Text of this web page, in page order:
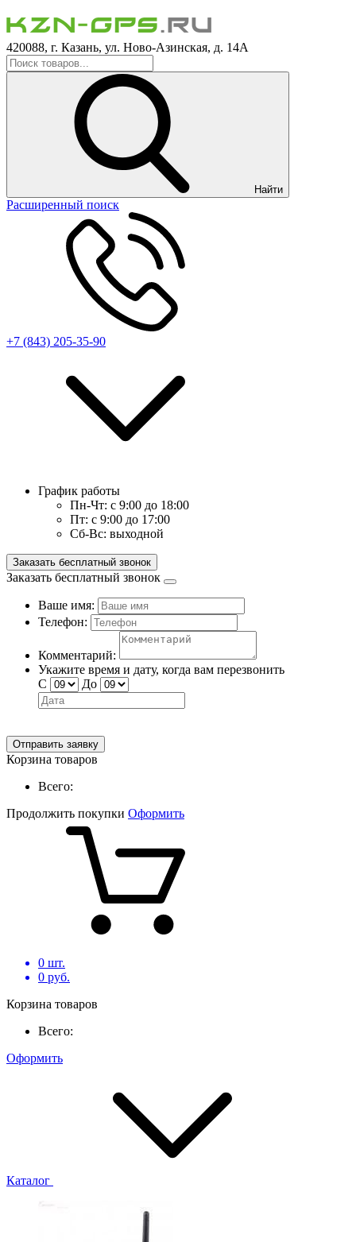
420088, г. Казань, ул. Ново-Азинская, д. 14А
Найти
Расширенный поиск
+7 (843) 205-35-90
График работы
Пн-Чт: с 9:00 до 18:00
Пт: с 9:00 до 17:00
Сб-Вс: выходной
Заказать бесплатный звонок
Заказать бесплатный звонок
Ваше имя:
Телефон:
Комментарий:
Укажите время и дату, когда вам перезвонить
С
До
Отправить заявку
Корзина товаров
Всего:
Продолжить покупки Оформить
0 шт.
0 руб.
Корзина товаров
Всего:
Оформить
Каталог